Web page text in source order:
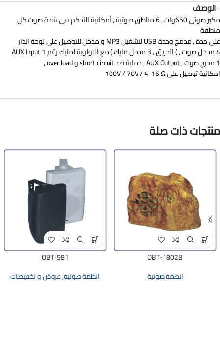
الوصف
مكبر صوتى 650وات , 6 مناطق صوتية , أمكانية التحكم فى شدة صوت كل
منطقة
على حدة , مدمج وحدة USB لتشغيل MP3 و مدخل للتوصيل على لوحة انذار
4 مدخل صوت , ) الحريق , 3 مدخل مايك ) مع الاولوية لمايك رقم 1 AUX Input
1 مخرج صوت , AUX Output , حماية ضد short circuit و over load ,
امكانية توصيل على 100V / 70V / 4-16 Ω
منتجات ذات صلة
OBT-1802B
انظمة صوتية
OBT-581
انظمة صوتية,عروض و تخفيضات